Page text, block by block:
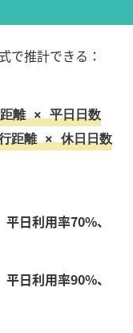
で推計できる：
離 × 平日日数
距離 × 休日日数
日利用率70%、
日利用率90%、